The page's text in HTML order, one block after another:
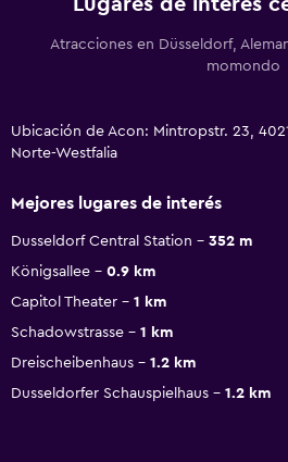
Lugares de interés
Atracciones en Düsseldorf,
momondo
Ubicación de Acon: Mintropstr. 23,
Norte-Westfalia
Mejores lugares de interés
Dusseldorf Central Station
352 m
Königsallee
0.9 km
Capitol Theater
1 km
Schadowstrasse
1 km
Dreischeibenhaus
1.2 km
Dusseldorfer Schauspielhaus
1.2 km